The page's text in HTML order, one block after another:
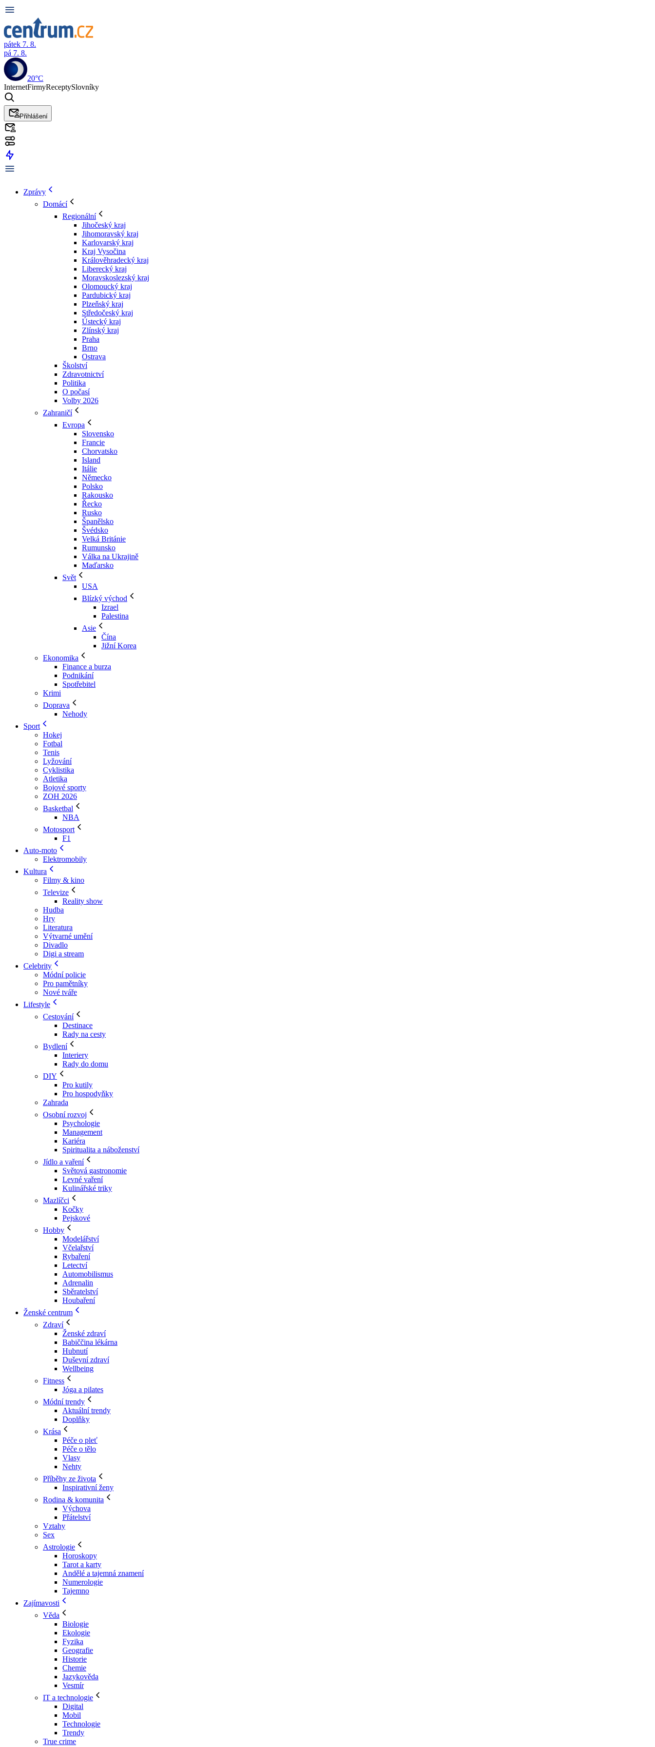
pátek 7. 8.
pá 7. 8.
20°C
InternetFirmyReceptySlovníky
Přihlášení
Zprávy
Domácí
Regionální
Jihočeský kraj
Jihomoravský kraj
Karlovarský kraj
Kraj Vysočina
Králověhradecký kraj
Liberecký kraj
Moravskoslezský kraj
Olomoucký kraj
Pardubický kraj
Plzeňský kraj
Středočeský kraj
Ústecký kraj
Zlínský kraj
Praha
Brno
Ostrava
Školství
Zdravotnictví
Politika
O počasí
Volby 2026
Zahraničí
Evropa
Slovensko
Francie
Chorvatsko
Island
Itálie
Německo
Polsko
Rakousko
Řecko
Rusko
Španělsko
Švédsko
Velká Británie
Rumunsko
Válka na Ukrajině
Maďarsko
Svět
USA
Blízký východ
Izrael
Palestina
Asie
Čína
Jižní Korea
Ekonomika
Finance a burza
Podnikání
Spotřebitel
Krimi
Doprava
Nehody
Sport
Hokej
Fotbal
Tenis
Lyžování
Cyklistika
Atletika
Bojové sporty
ZOH 2026
Basketbal
NBA
Motosport
F1
Auto-moto
Elektromobily
Kultura
Filmy & kino
Televize
Reality show
Hudba
Hry
Literatura
Výtvarné umění
Divadlo
Digi a stream
Celebrity
Módní policie
Pro pamětníky
Nové tváře
Lifestyle
Cestování
Destinace
Rady na cesty
Bydlení
Interiery
Rady do domu
DIY
Pro kutily
Pro hospodyňky
Zahrada
Osobní rozvoj
Psychologie
Management
Kariéra
Spiritualita a náboženství
Jídlo a vaření
Světová gastronomie
Levné vaření
Kulinářské triky
Mazlíčci
Kočky
Pejskové
Hobby
Modelářství
Včelařství
Rybaření
Letectví
Automobilismus
Adrenalin
Sběratelství
Houbaření
Ženské centrum
Zdraví
Ženské zdraví
Babiččina lékárna
Hubnutí
Duševní zdraví
Wellbeing
Fitness
Jóga a pilates
Módní trendy
Aktuální trendy
Doplňky
Krása
Péče o pleť
Péče o tělo
Vlasy
Nehty
Příběhy ze života
Inspirativní ženy
Rodina & komunita
Výchova
Přátelství
Vztahy
Sex
Astrologie
Horoskopy
Tarot a karty
Andělé a tajemná znamení
Numerologie
Tajemno
Zajímavosti
Věda
Biologie
Ekologie
Fyzika
Geografie
Historie
Chemie
Jazykověda
Vesmír
IT a technologie
Digital
Mobil
Technologie
Trendy
True crime